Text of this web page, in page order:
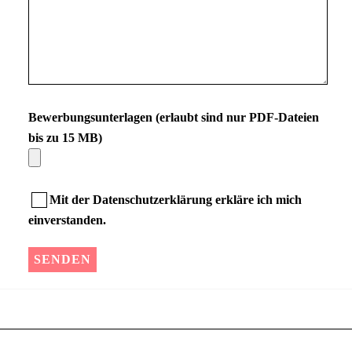
Bewerbungsunterlagen (erlaubt sind nur PDF-Dateien
bis zu 15 MB)
Mit derDatenschutzerklärung erkläre ich mich
einverstanden.